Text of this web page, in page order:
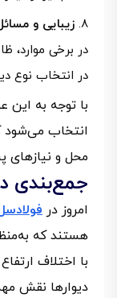
زیبایی و
در برخی موارد،
در انتخاب نوع
با توجه به این
انتخاب می‌شود
محل و نیازهای
جمع‌بندی
امروز در
هستند که
با اختلاف
دیوارها نقش